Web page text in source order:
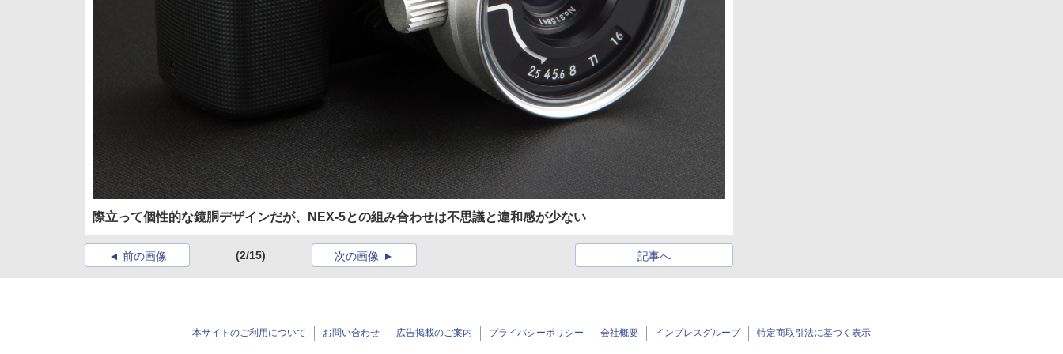
際立って個性的な鏡胴デザインだが、NEX-5との組み合わせは不思議と違和感が少ない
前の画像 (2/15) 記事へ
次の画像
本サイトのご利用について お問い合わせ 広告掲載のご案内 プライバシーポリシー 会社概要 インプレスグループ 特定商取引法に基づく表示